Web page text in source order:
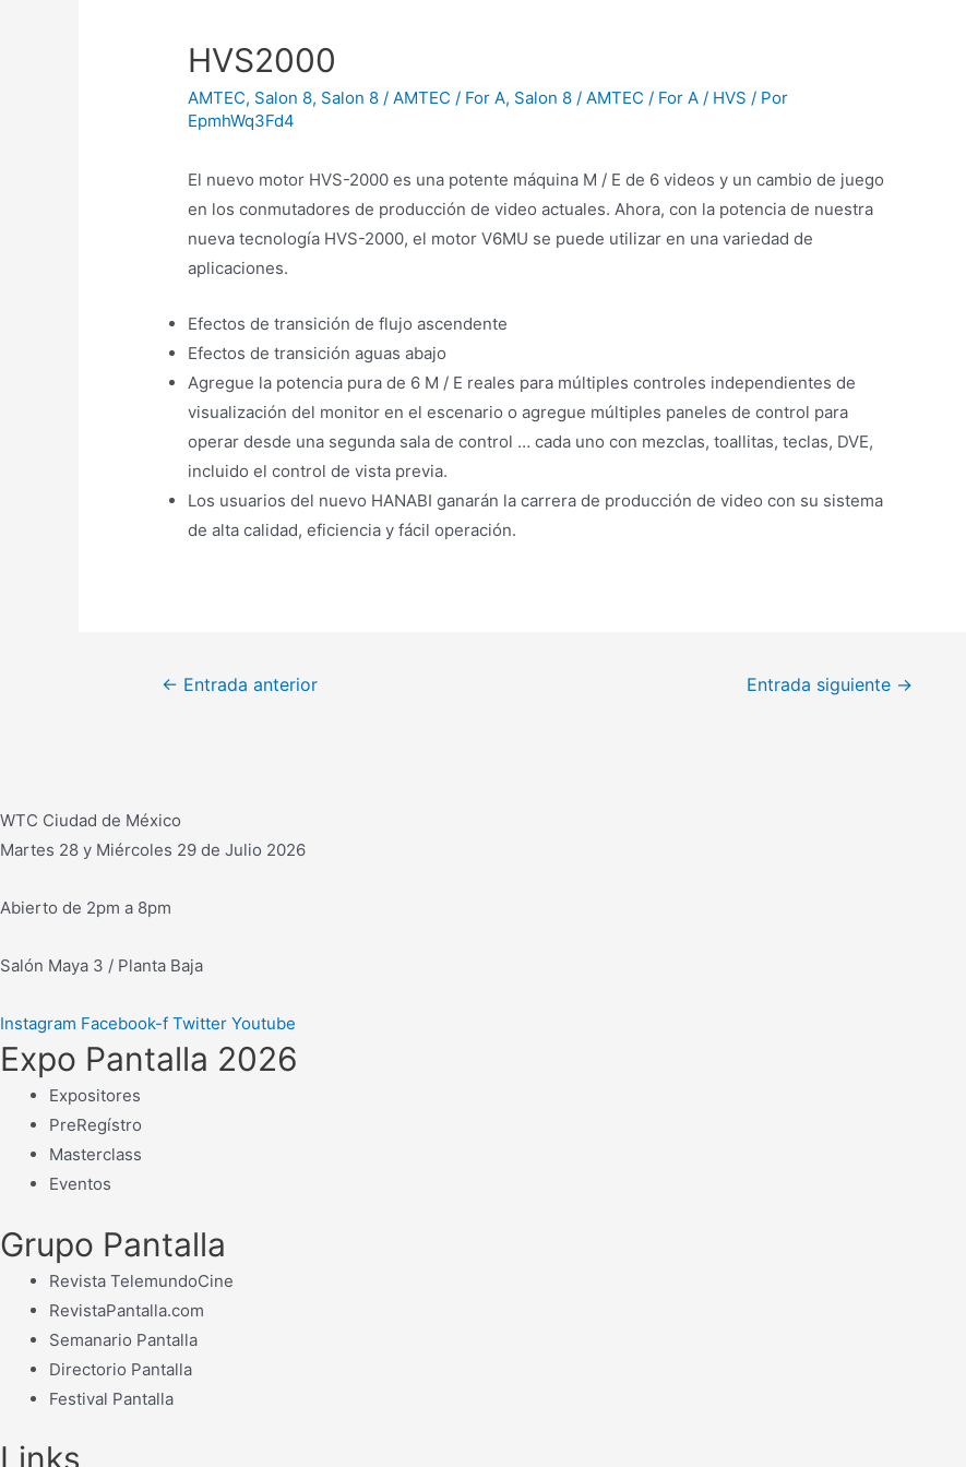
HVS2000
AMTEC, Salon 8, Salon 8 / AMTEC / For A, Salon 8 / AMTEC / For A / HVS / Por
EpmhWq3Fd4
El nuevo motor HVS-2000 es una potente máquina M / E de 6 videos y un cambio de juego
en los conmutadores de producción de video actuales. Ahora, con la potencia de nuestra
nueva tecnología HVS-2000, el motor V6MU se puede utilizar en una variedad de
aplicaciones.
Efectos de transición de flujo ascendente
Efectos de transición aguas abajo
Agregue la potencia pura de 6 M / E reales para múltiples controles independientes de
visualización del monitor en el escenario o agregue múltiples paneles de control para
operar desde una segunda sala de control … cada uno con mezclas, toallitas, teclas, DVE,
incluido el control de vista previa.
Los usuarios del nuevo HANABI ganarán la carrera de producción de video con su sistema
de alta calidad, eficiencia y fácil operación.
Navegación
← Entrada anterior Entrada siguiente →
WTC Ciudad de México
Martes 28 y Miércoles 29 de Julio 2026
Abierto de 2pm a 8pm
Salón Maya 3 / Planta Baja
Instagram Facebook-f Twitter Youtube
Expo Pantalla 2026
Expositores
PreRegístro
Masterclass
Eventos
Grupo Pantalla
Revista TelemundoCine
RevistaPantalla.com
Semanario Pantalla
Directorio Pantalla
Festival Pantalla
Links